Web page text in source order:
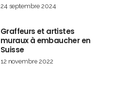
24 septembre 2024
Graffeurs et artistes
muraux à embaucher en
Suisse
12 novembre 2022